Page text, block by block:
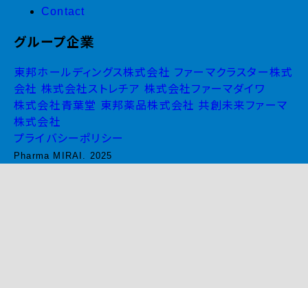
Contact
グループ企業
東邦ホールディングス株式会社 ファーマクラスター株式
会社 株式会社ストレチア 株式会社ファーマダイワ
株式会社青葉堂 東邦薬品株式会社 共創未来ファーマ
株式会社
プライバシーポリシー
Pharma MIRAI. 2025